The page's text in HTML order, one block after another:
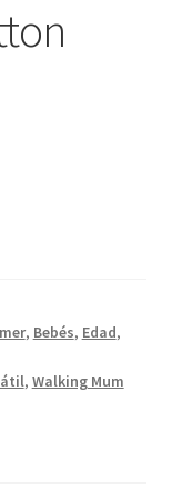
, Bebés, Edad,
, Walking Mum